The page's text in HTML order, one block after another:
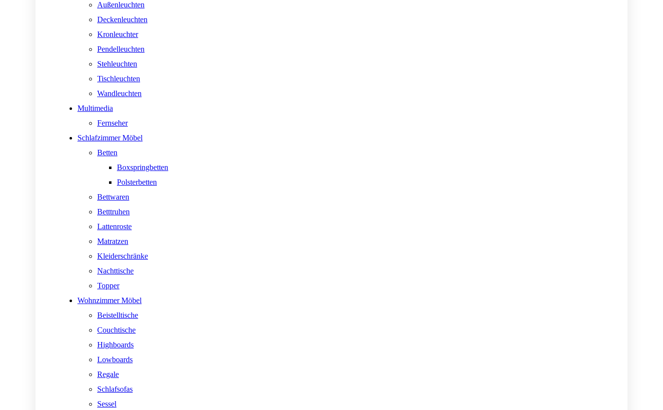
Außenleuchten
Deckenleuchten
Kronleuchter
Pendelleuchten
Stehleuchten
Tischleuchten
Wandleuchten
Multimedia
Fernseher
Schlafzimmer Möbel
Betten
Boxspringbetten
Polsterbetten
Bettwaren
Betttruhen
Lattenroste
Matratzen
Kleiderschränke
Nachttische
Topper
Wohnzimmer Möbel
Beistelltische
Couchtische
Highboards
Lowboards
Regale
Schlafsofas
Sessel